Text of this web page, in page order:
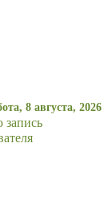
8 августа, 2026
запись